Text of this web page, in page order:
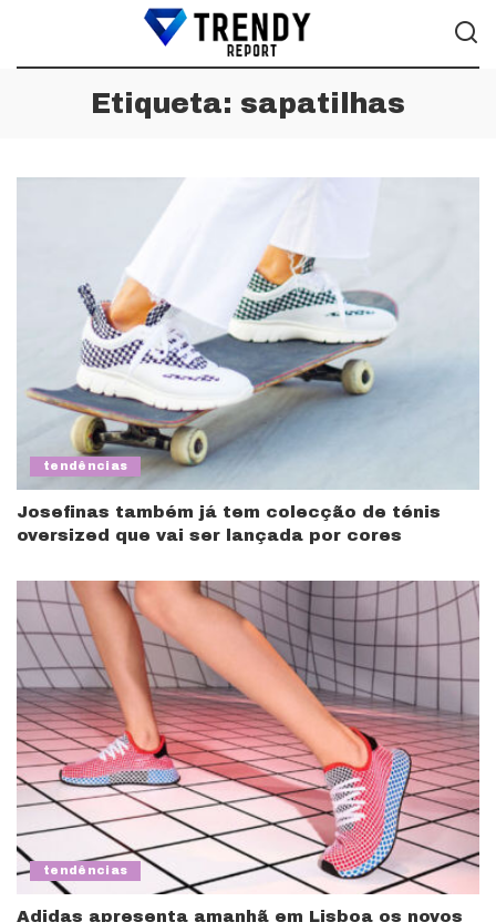
Etiqueta: sapatilhas
tendências
Josefinas também já tem colecção de ténis
oversized que vai ser lançada por cores
tendências
Adidas apresenta amanhã em Lisboa os novos